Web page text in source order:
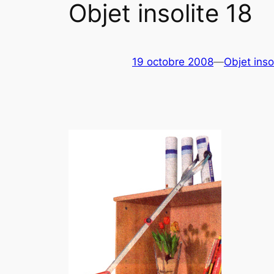
Objet insolite 18
19 octobre 2008—Objet